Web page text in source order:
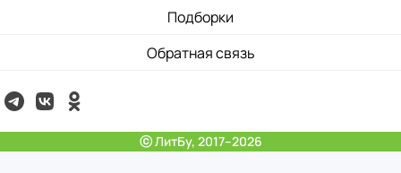
Подборки
Обратная связь
ⓒ ЛитБу, 2017–2026